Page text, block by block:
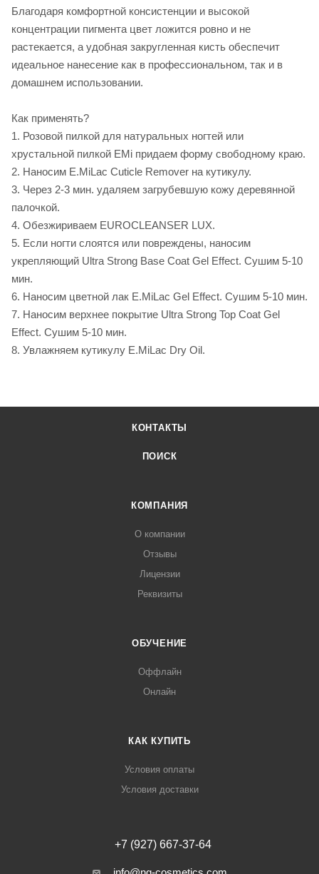
Благодаря комфортной консистенции и высокой
концентрации пигмента цвет ложится ровно и не
растекается, а удобная закругленная кисть обеспечит
идеальное нанесение как в профессиональном, так и в
домашнем использовании.
Как применять?
1. Розовой пилкой для натуральных ногтей или
хруcтальной пилкой EMi придаем форму свободному краю.
2. Наносим E.MiLaс Cuticle Remover на кутикулу.
3. Через 2-3 мин. удаляем загрубевшую кожу деревянной
палочкой.
4. Обезжириваем EUROCLEANSER LUX.
5. Если ногти слоятся или повреждены, наносим
укрепляющий Ultra Strong Base Coat Gel Effect. Сушим 5-10
мин.
6. Наносим цветной лак E.MiLac Gel Effect. Сушим 5-10 мин.
7. Наносим верхнее покрытие Ultra Strong Top Coat Gel
Effect. Сушим 5-10 мин.
8. Увлажняем кутикулу E.MiLaс Dry Oil.
КОНТАКТЫ
ПОИСК
КОМПАНИЯ
О компании
Отзывы
Лицензии
Реквизиты
ОБУЧЕНИЕ
Оффлайн
Онлайн
КАК КУПИТЬ
Условия оплаты
Условия доставки
+7 (927) 667-37-64